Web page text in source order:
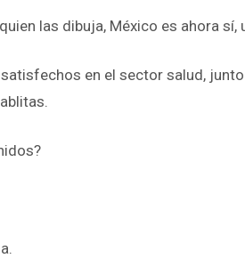
las dibuja, México es ahora sí,
en el sector salud,